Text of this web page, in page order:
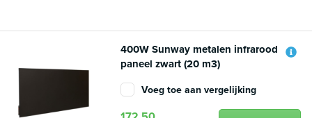
400W Sunway metalen infrarood
paneel zwart (20 m3)
Voeg toe aan vergelijking